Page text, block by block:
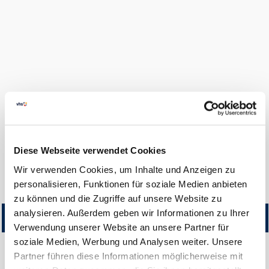
Diese Webseite verwendet Cookies
Wir verwenden Cookies, um Inhalte und Anzeigen zu
personalisieren, Funktionen für soziale Medien anbieten
zu können und die Zugriffe auf unsere Website zu
analysieren. Außerdem geben wir Informationen zu Ihrer
Verwendung unserer Website an unsere Partner für
soziale Medien, Werbung und Analysen weiter. Unsere
Partner führen diese Informationen möglicherweise mit
LOGIN
Hilfe & Kontakt
Startseite Kursangebot
Titel Kursnummer Beginn Teilnehmer Gebühr
Erm.
Gebühr
Status